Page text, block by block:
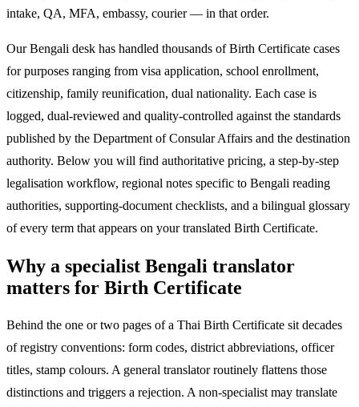
intake, QA, MFA, embassy, courier — in that order.
Our Bengali desk has handled thousands of Birth Certificate cases
for purposes ranging from visa application, school enrollment,
citizenship, family reunification, dual nationality. Each case is
logged, dual-reviewed and quality-controlled against the standards
published by the Department of Consular Affairs and the destination
authority. Below you will find authoritative pricing, a step-by-step
legalisation workflow, regional notes specific to Bengali reading
authorities, supporting-document checklists, and a bilingual glossary
of every term that appears on your translated Birth Certificate.
Why a specialist Bengali translator
matters for Birth Certificate
Behind the one or two pages of a Thai Birth Certificate sit decades
of registry conventions: form codes, district abbreviations, officer
titles, stamp colours. A general translator routinely flattens those
distinctions and triggers a rejection. A non-specialist may translate